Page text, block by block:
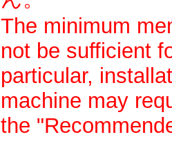
The minimum
not be sufficient
particular,
machine may
the